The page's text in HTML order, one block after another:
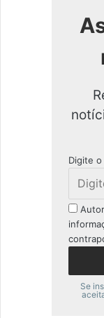
Digite o
Se